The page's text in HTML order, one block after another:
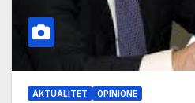
AKTUALITET OPINIONE